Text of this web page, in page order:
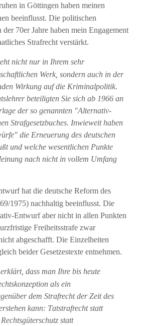
in Göttingen haben meinen
beeinflusst. Die politischen
der 70er Jahre haben mein Engagement
Strafrecht verstärkt.
nicht nur in Ihrem sehr
Werk, sondern auch in der
Wirkung auf die Kriminalpolitik.
beteiligten Sie sich ab 1966 an
der so genannten "Αlternativ-
Strafgesetzbuches. Inwieweit haben
die Erneuerung des deutschen
und welche wesentlichen Punkte
nach nicht in vollem Umfang
hat die deutsche Reform des
1975) nachhaltig beeinflusst. Die
Entwurf aber nicht in allen Punkten
Freiheitsstrafe zwar
abgeschafft. Die Einzelheiten
beider Gesetzestexte entnehmen.
dass man Ihre bis heute
als ein
dem Strafrecht der Zeit des
kann: Τatstrafrecht statt
statt